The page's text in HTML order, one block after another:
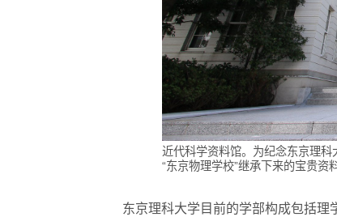
近代科学资料馆。为纪念东京理
“东京物理学校”继承下来的宝贵资
东京理科大学目前的学部构成包括